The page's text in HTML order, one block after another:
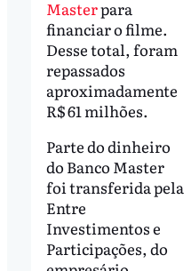
Masterpara
financiar o filme.
Desse total, foram
repassados
aproximadamente
R$ 61 milhões.
Parte do dinheiro
do Banco Master
foi transferida pela
Entre
Investimentos e
Participações, do